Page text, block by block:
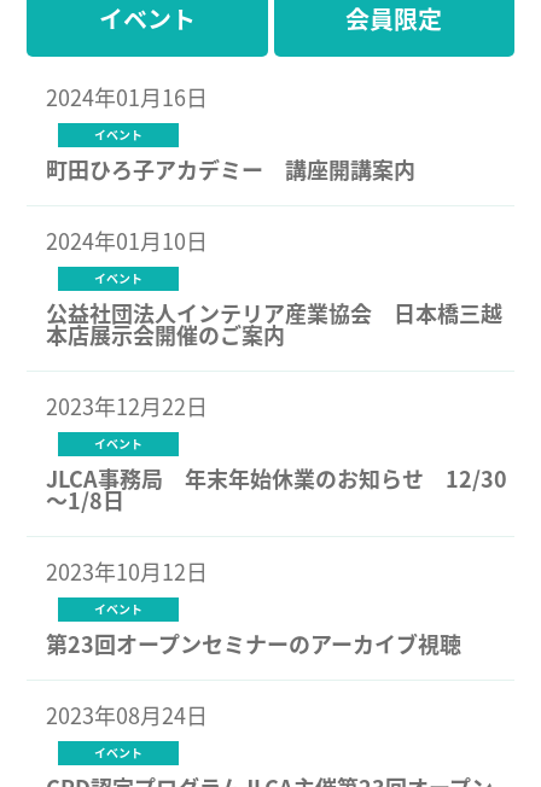
イベント 会員限定
2024年01月16日
イベント
町田ひろ子アカデミー 講座開講案内
2024年01月10日
イベント
公益社団法人インテリア産業協会 日本橋三越
本店展示会開催のご案内
2023年12月22日
イベント
JLCA事務局 年末年始休業のお知らせ 12/30
～1/8日
2023年10月12日
イベント
第23回オープンセミナーのアーカイブ視聴
2023年08月24日
イベント